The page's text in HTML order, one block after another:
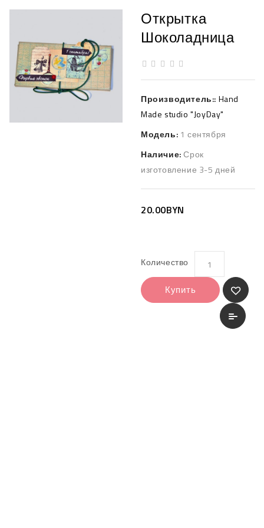
Открытка
Шоколадница
Производитель:: Hand
Made studio "JoyDay"
Модель: 1 сентября
Наличие:Срок
изготовление 3-5 дней
20.00BYN
Количество
Купить